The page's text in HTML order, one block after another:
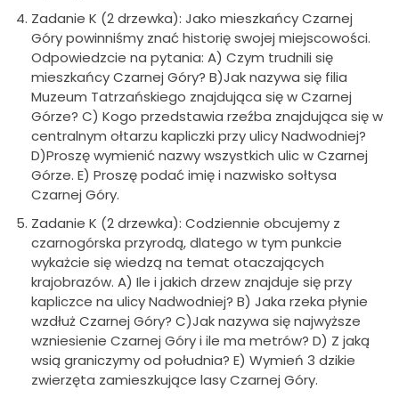
Zadanie K (2 drzewka): Jako mieszkańcy Czarnej
Góry powinniśmy znać historię swojej miejscowości.
Odpowiedzcie na pytania: A) Czym trudnili się
mieszkańcy Czarnej Góry? B)Jak nazywa się filia
Muzeum Tatrzańskiego znajdująca się w Czarnej
Górze? C) Kogo przedstawia rzeźba znajdująca się w
centralnym ołtarzu kapliczki przy ulicy Nadwodniej?
D)Proszę wymienić nazwy wszystkich ulic w Czarnej
Górze. E) Proszę podać imię i nazwisko sołtysa
Czarnej Góry.
Zadanie K (2 drzewka): Codziennie obcujemy z
czarnogórska przyrodą, dlatego w tym punkcie
wykażcie się wiedzą na temat otaczających
krajobrazów. A) Ile i jakich drzew znajduje się przy
kapliczce na ulicy Nadwodniej? B) Jaka rzeka płynie
wzdłuż Czarnej Góry? C)Jak nazywa się najwyższe
wzniesienie Czarnej Góry i ile ma metrów? D) Z jaką
wsią graniczymy od południa? E) Wymień 3 dzikie
zwierzęta zamieszkujące lasy Czarnej Góry.